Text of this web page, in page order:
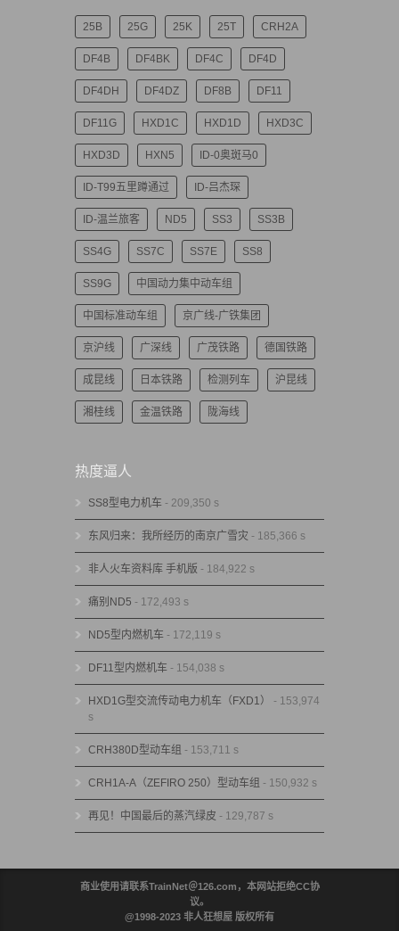
25B 25G 25K 25T CRH2A
DF4B DF4BK DF4C DF4D
DF4DH DF4DZ DF8B DF11
DF11G HXD1C HXD1D HXD3C
HXD3D HXN5 ID-0奥斑马0
ID-T99五里蹲通过 ID-吕杰琛
ID-温兰旅客 ND5 SS3 SS3B
SS4G SS7C SS7E SS8
SS9G 中国动力集中动车组
中国标准动车组 京广线-广铁集团
京沪线 广深线 广茂铁路 德国铁路
成昆线 日本铁路 检测列车 沪昆线
湘桂线 金温铁路 陇海线
热度逼人
SS8型电力机车 - 209,350 s
东风归来：我所经历的南京广雪灾 - 185,366 s
非人火车资料库 手机版 - 184,922 s
痛别ND5 - 172,493 s
ND5型内燃机车 - 172,119 s
DF11型内燃机车 - 154,038 s
HXD1G型交流传动电力机车（FXD1）
- 153,974
s
CRH380D型动车组 - 153,711 s
CRH1A-A（ZEFIRO 250）型动车组 - 150,932 s
再见！中国最后的蒸汽绿皮 - 129,787 s
商业使用请联系TrainNet＠126.com，本网站拒绝CC协
议。
@1998-2023 非人狂想屋 版权所有